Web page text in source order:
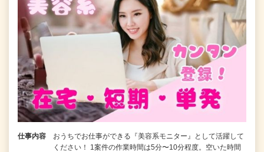
仕事内容
おうちでお仕事ができる『美容系モニター』として活躍して
ください！ 1案件の作業時間は5分〜10分程度。空いた時間